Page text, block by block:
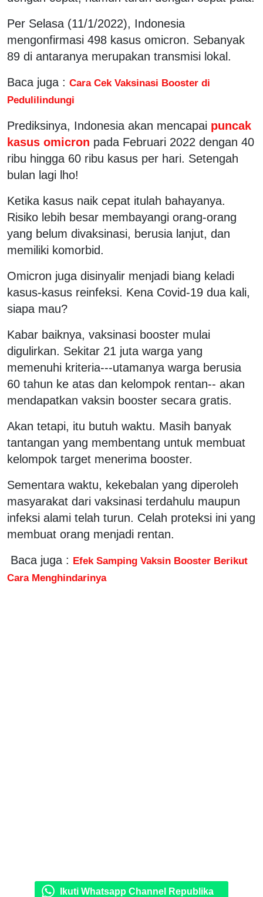
Per Selasa (11/1/2022), Indonesia
mengonfirmasi 498 kasus omicron. Sebanyak
89 di antaranya merupakan transmisi lokal.
Baca juga : Cara Cek Vaksinasi Booster di
Pedulilindungi
Prediksinya, Indonesia akan mencapai puncak
kasus omicron pada Februari 2022 dengan 40
ribu hingga 60 ribu kasus per hari. Setengah
bulan lagi lho!
Ketika kasus naik cepat itulah bahayanya.
Risiko lebih besar membayangi orang-orang
yang belum divaksinasi, berusia lanjut, dan
memiliki komorbid.
Omicron juga disinyalir menjadi biang keladi
kasus-kasus reinfeksi. Kena Covid-19 dua kali,
siapa mau?
Kabar baiknya, vaksinasi booster mulai
digulirkan. Sekitar 21 juta warga yang
memenuhi kriteria---utamanya warga berusia
60 tahun ke atas dan kelompok rentan-- akan
mendapatkan vaksin booster secara gratis.
Akan tetapi, itu butuh waktu. Masih banyak
tantangan yang membentang untuk membuat
kelompok target menerima booster.
Sementara waktu, kekebalan yang diperoleh
masyarakat dari vaksinasi terdahulu maupun
infeksi alami telah turun. Celah proteksi ini yang
membuat orang menjadi rentan.
Baca juga : Efek Samping Vaksin Booster Berikut
Cara Menghindarinya
Ikuti Whatsapp Channel Republika